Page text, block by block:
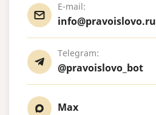
E-mail:
info@pravoislovo.ru
Telegram:
@pravoislovo_bot
Max